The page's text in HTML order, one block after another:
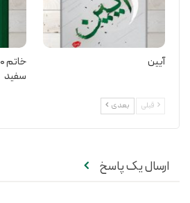
آیین
سفید
قبلی بعدی
ارسال یک پاسخ